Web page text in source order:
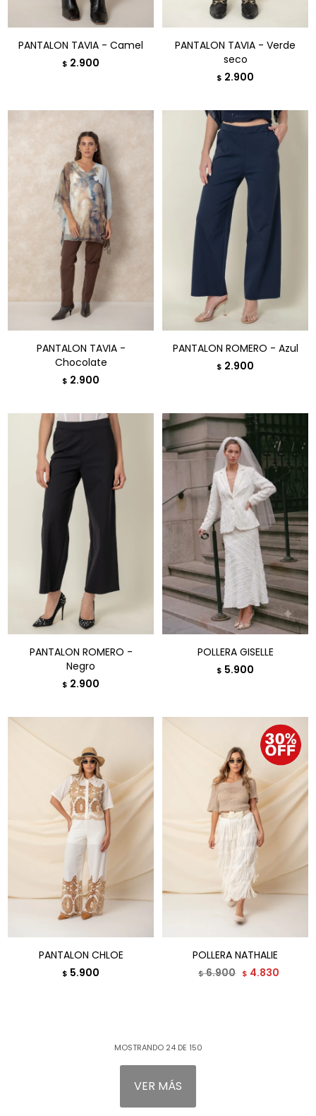
PANTALON TAVIA - Camel
$ 2.900
PANTALON TAVIA - Verde
seco
$ 2.900
PANTALON TAVIA -
Chocolate
$ 2.900
PANTALON ROMERO - Azul
$ 2.900
PANTALON ROMERO -
Negro
$ 2.900
POLLERA GISELLE
$ 5.900
PANTALON CHLOE
$ 5.900
POLLERA NATHALIE
$6.900 $ 4.830
MOSTRANDO 24DE 150
VER MÁS